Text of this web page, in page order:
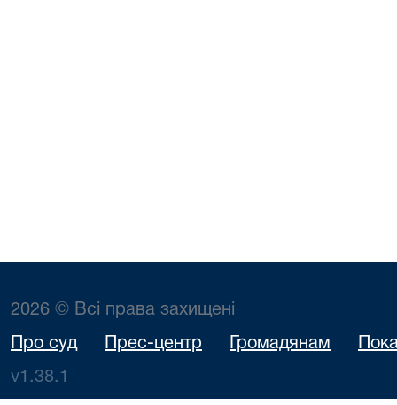
2026 © Всі права захищені
Про суд Прес-центр Громадянам
v1.38.1